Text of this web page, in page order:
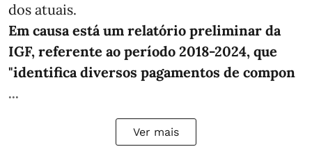
dos atuais.
Em causa está um relatório preliminar da
IGF, referente ao período 2018-2024, que
"identifica diversos pagamentos de compon
...
Ver mais